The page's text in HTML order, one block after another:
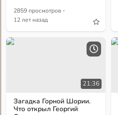
2859 просмотров ·
12 лет назад
21:36
Загадка Горной Шории.
Что открыл Георгий